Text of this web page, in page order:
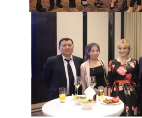
ЖОЖдор менен кызматташуу
Эл аралык долбоорлор
Академиялык мобилдүүлүк
Студенттердин мобилдүүлүгү
СТУДЕНТТИК ЖАШОО